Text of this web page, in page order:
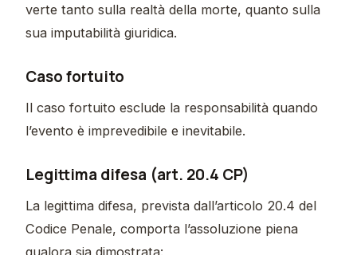
verte tanto sulla realtà della morte, quanto sulla
sua imputabilità giuridica.
Caso fortuito
Il caso fortuito esclude la responsabilità quando
l’evento è imprevedibile e inevitabile.
Legittima difesa (art. 20.4 CP)
La legittima difesa, prevista dall’articolo 20.4 del
Codice Penale, comporta l’assoluzione piena
qualora sia dimostrata: